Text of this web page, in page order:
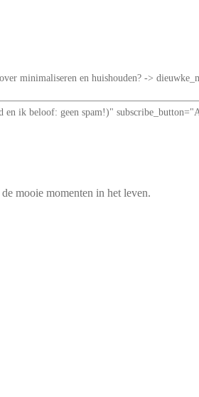
minimaliseren en huishouden? ->
en ik beloof: geen spam!)"
mooie momenten in het leven.